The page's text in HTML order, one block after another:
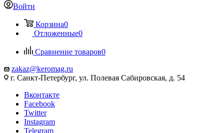
Войти
Корзина0
Отложенные0
Сравнение товаров0
zakaz@keromag.ru
г. Санкт-Петербург, ул. Полевая Сабировская, д. 54
Вконтакте
Facebook
Twitter
Instagram
Telegram